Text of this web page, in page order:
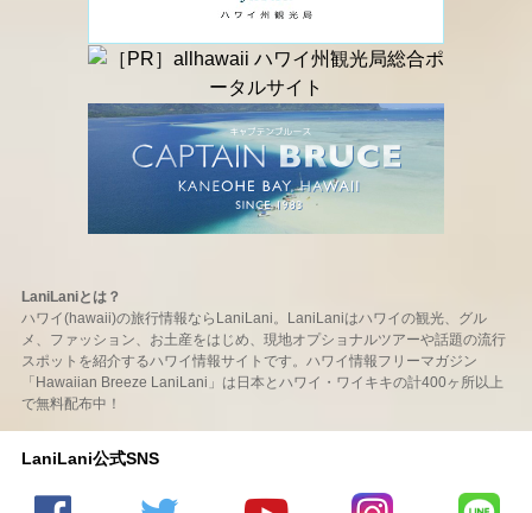
LaniLaniとは？
ハワイ(hawaii)の旅行情報ならLaniLani。LaniLaniはハワイの観光、グル
メ、ファッション、お土産をはじめ、現地オプショナルツアーや話題の流行
スポットを紹介するハワイ情報サイトです。ハワイ情報フリーマガジン
「Hawaiian Breeze LaniLani」は日本とハワイ・ワイキキの計400ヶ所以上
で無料配布中！
LaniLani公式SNS